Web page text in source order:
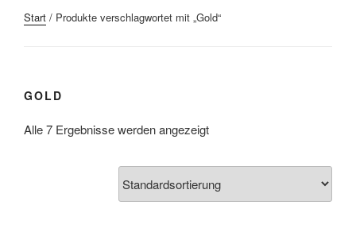
Start / Produkte verschlagwortet mit „Gold“
GOLD
Alle 7 Ergebnisse werden angezeigt